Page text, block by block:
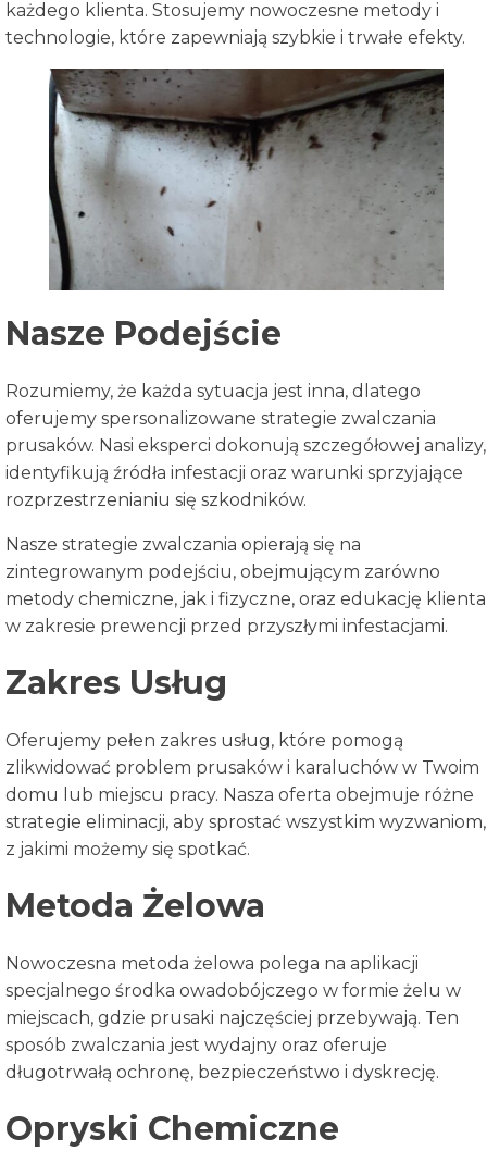
każdego klienta. Stosujemy nowoczesne metody i
technologie, które zapewniają szybkie i trwałe efekty.
Nasze Podejście
Rozumiemy, że każda sytuacja jest inna, dlatego
oferujemy spersonalizowane strategie zwalczania
prusaków. Nasi eksperci dokonują szczegółowej analizy,
identyfikują źródła infestacji oraz warunki sprzyjające
rozprzestrzenianiu się szkodników.
Nasze strategie zwalczania opierają się na
zintegrowanym podejściu, obejmującym zarówno
metody chemiczne, jak i fizyczne, oraz edukację klienta
w zakresie prewencji przed przyszłymi infestacjami.
Zakres Usług
Oferujemy pełen zakres usług, które pomogą
zlikwidować problem prusaków i karaluchów w Twoim
domu lub miejscu pracy. Nasza oferta obejmuje różne
strategie eliminacji, aby sprostać wszystkim wyzwaniom,
z jakimi możemy się spotkać.
Metoda Żelowa
Nowoczesna metoda żelowa polega na aplikacji
specjalnego środka owadobójczego w formie żelu w
miejscach, gdzie prusaki najczęściej przebywają. Ten
sposób zwalczania jest wydajny oraz oferuje
długotrwałą ochronę, bezpieczeństwo i dyskrecję.
Opryski Chemiczne